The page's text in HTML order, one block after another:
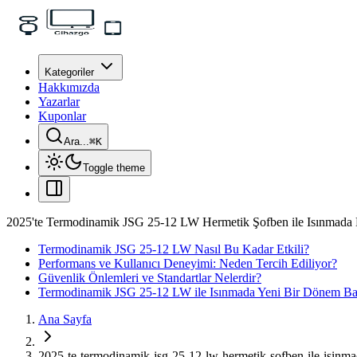
Kategoriler
Hakkımızda
Yazarlar
Kuponlar
Ara...⌘K
Toggle theme
2025'te Termodinamik JSG 25-12 LW Hermetik Şofben ile
Termodinamik JSG 25-12 LW Nasıl Bu Kadar Etkili?
Performans ve Kullanıcı Deneyimi: Neden Tercih Ediliyor?
Güvenlik Önlemleri ve Standartlar Nelerdir?
Termodinamik JSG 25-12 LW ile Isınmada Yeni Bir Dönem
Ana Sayfa